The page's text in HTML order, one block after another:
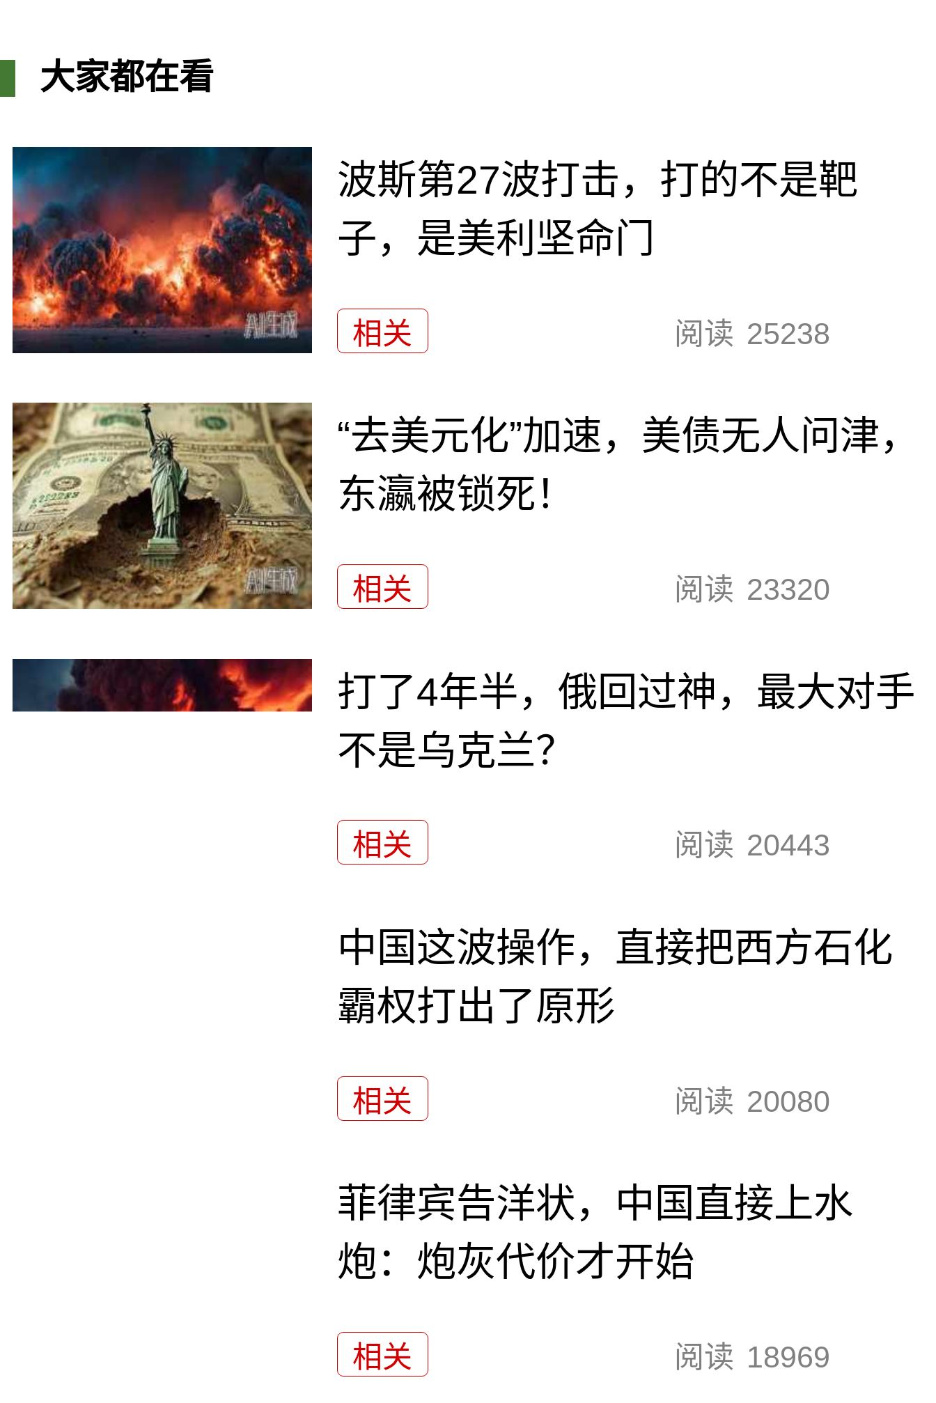
大家都在看
波斯第27波打击，打的不是靶
子，是美利坚命门
相关 阅读 25238
“去美元化”加速，美债无人问津，
东瀛被锁死！
相关 阅读 23320
打了4年半，俄回过神，最大对手
不是乌克兰？
相关 阅读 20443
中国这波操作，直接把西方石化
霸权打出了原形
相关 阅读 20080
菲律宾告洋状，中国直接上水
炮：炮灰代价才开始
相关 阅读 18969